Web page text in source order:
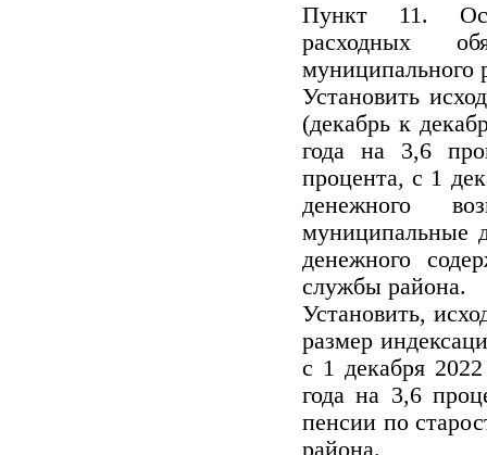
Пункт 11.
расходных
муниципального
Установить
(декабрь к
года на 3,6
процента, с 1
денежного
муниципальные
денежного
службы района.
Установить,
размер
с 1 декабря
года на 3,6
пенсии по
района.